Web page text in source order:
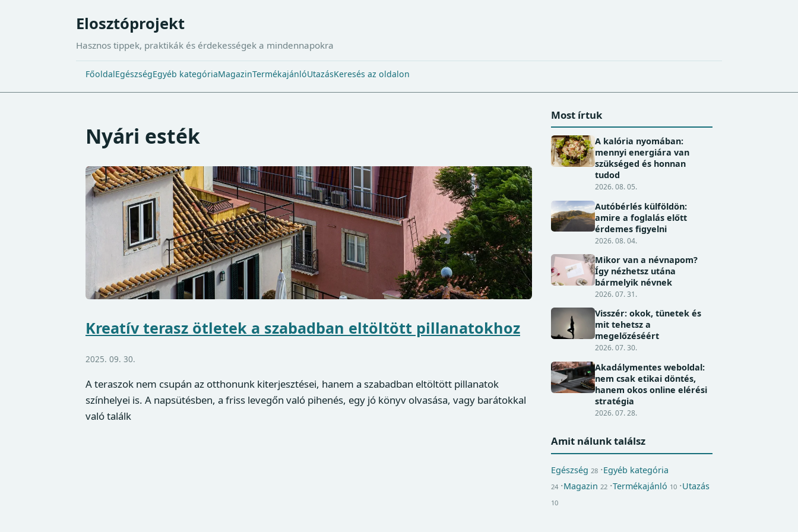
Elosztóprojekt
Hasznos tippek, praktikák és érdekességek a mindennapokra
FőoldalEgészségEgyéb kategóriaMagazinTermékajánlóUtazásKeresés az oldalon
Nyári esték
Kreatív terasz ötletek a szabadban eltöltött pillanatokhoz
2025. 09. 30.
A teraszok nem csupán az otthonunk kiterjesztései, hanem a szabadban eltöltött pillanatok
színhelyei is. A napsütésben, a friss levegőn való pihenés, egy jó könyv olvasása, vagy barátokkal
való találk
Most írtuk
A kalória nyomában:
mennyi energiára van
szükséged és honnan
tudod
2026. 08. 05.
Autóbérlés külföldön:
amire a foglalás előtt
érdemes figyelni
2026. 08. 04.
Mikor van a névnapom?
Így nézhetsz utána
bármelyik névnek
2026. 07. 31.
Visszér: okok, tünetek és
mit tehetsz a
megelőzéséért
2026. 07. 30.
Akadálymentes weboldal:
nem csak etikai döntés,
hanem okos online elérési
stratégia
2026. 07. 28.
Amit nálunk találsz
Egészség 28 Egyéb kategória
24 Magazin 22 Termékajánló 10 Utazás
10